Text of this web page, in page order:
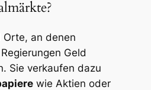
Orte, an denen
Geld
Sie verkaufen dazu
wie Aktien oder